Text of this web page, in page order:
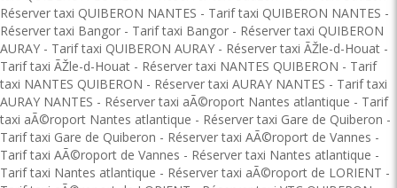
Réserver taxi QUIBERON NANTES - Tarif taxi QUIBERON NANTES -
Réserver taxi Bangor - Tarif taxi Bangor - Réserver taxi QUIBERON
AURAY - Tarif taxi QUIBERON AURAY - Réserver taxi ÃŽle-d-Houat -
Tarif taxi ÃŽle-d-Houat - Réserver taxi NANTES QUIBERON - Tarif
taxi NANTES QUIBERON - Réserver taxi AURAY NANTES - Tarif taxi
AURAY NANTES - Réserver taxi aÃ©roport Nantes atlantique - Tarif
taxi aÃ©roport Nantes atlantique - Réserver taxi Gare de Quiberon -
Tarif taxi Gare de Quiberon - Réserver taxi AÃ©roport de Vannes -
Tarif taxi AÃ©roport de Vannes - Réserver taxi Nantes atlantique -
Tarif taxi Nantes atlantique - Réserver taxi aÃ©roport de LORIENT -